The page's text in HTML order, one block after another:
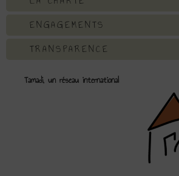
ENGAGEMENTS
TRANSPARENCE
Tamadi, un réseau international